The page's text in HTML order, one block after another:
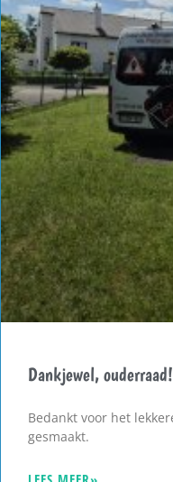
Dankjewel, ouderraad!
Bedankt voor het
gesmaakt.